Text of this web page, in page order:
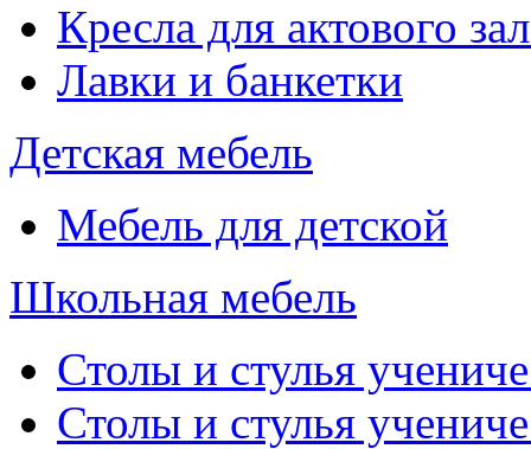
Кресла для актового
Лавки и банкетки
Детская мебель
Мебель для детской
Школьная мебель
Столы и стулья
Столы и стулья